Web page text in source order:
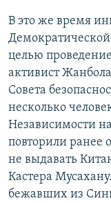
В это же время
целью
активист
Совета
несколько
Независимости
повторили ранее
не выдавать
Кастера
бежавших из